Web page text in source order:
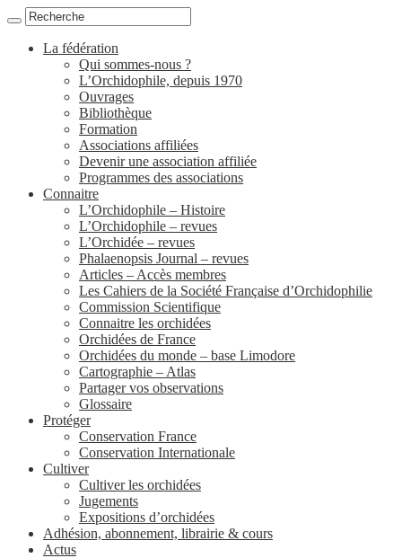
La fédération
Qui sommes-nous ?
L’Orchidophile, depuis 1970
Ouvrages
Bibliothèque
Formation
Associations affiliées
Devenir une association affiliée
Programmes des associations
Connaitre
L’Orchidophile – Histoire
L’Orchidophile – revues
L’Orchidée – revues
Phalaenopsis Journal – revues
Articles – Accès membres
Les Cahiers de la Société Française d’Orchidophilie
Commission Scientifique
Connaitre les orchidées
Orchidées de France
Orchidées du monde – base Limodore
Cartographie – Atlas
Partager vos observations
Glossaire
Protéger
Conservation France
Conservation Internationale
Cultiver
Cultiver les orchidées
Jugements
Expositions d’orchidées
Adhésion, abonnement, librairie & cours
Actus